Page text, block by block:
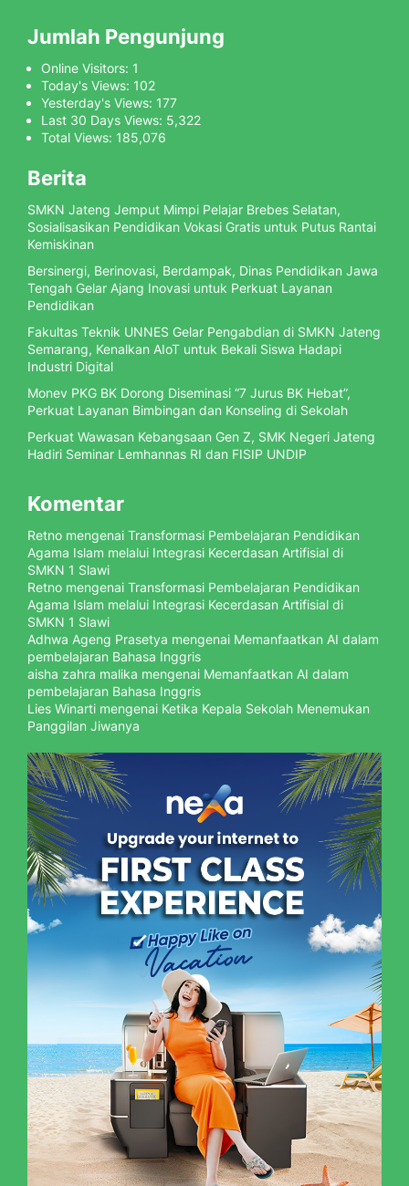
Jumlah Pengunjung
Online Visitors: 1
Today's Views: 102
Yesterday's Views: 177
Last 30 Days Views: 5,322
Total Views: 185,076
Berita
SMKN Jateng Jemput Mimpi Pelajar Brebes Selatan,
Sosialisasikan Pendidikan Vokasi Gratis untuk Putus Rantai
Kemiskinan
Bersinergi, Berinovasi, Berdampak, Dinas Pendidikan Jawa
Tengah Gelar Ajang Inovasi untuk Perkuat Layanan
Pendidikan
Fakultas Teknik UNNES Gelar Pengabdian di SMKN Jateng
Semarang, Kenalkan AIoT untuk Bekali Siswa Hadapi
Industri Digital
Monev PKG BK Dorong Diseminasi “7 Jurus BK Hebat”,
Perkuat Layanan Bimbingan dan Konseling di Sekolah
Perkuat Wawasan Kebangsaan Gen Z, SMK Negeri Jateng
Hadiri Seminar Lemhannas RI dan FISIP UNDIP
Komentar
Retno mengenai Transformasi Pembelajaran Pendidikan
Agama Islam melalui Integrasi Kecerdasan Artifisial di
SMKN 1 Slawi
Retno mengenai Transformasi Pembelajaran Pendidikan
Agama Islam melalui Integrasi Kecerdasan Artifisial di
SMKN 1 Slawi
Adhwa Ageng Prasetya mengenai Memanfaatkan AI dalam
pembelajaran Bahasa Inggris
aisha zahra malika mengenai Memanfaatkan AI dalam
pembelajaran Bahasa Inggris
Lies Winarti mengenai Ketika Kepala Sekolah Menemukan
Panggilan Jiwanya